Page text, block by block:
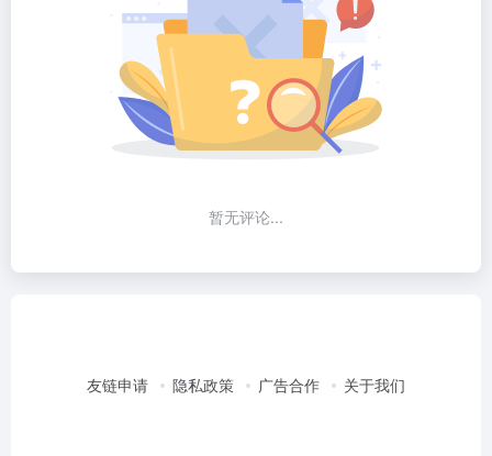
暂无评论...
友链申请 隐私政策 广告合作 关于我们